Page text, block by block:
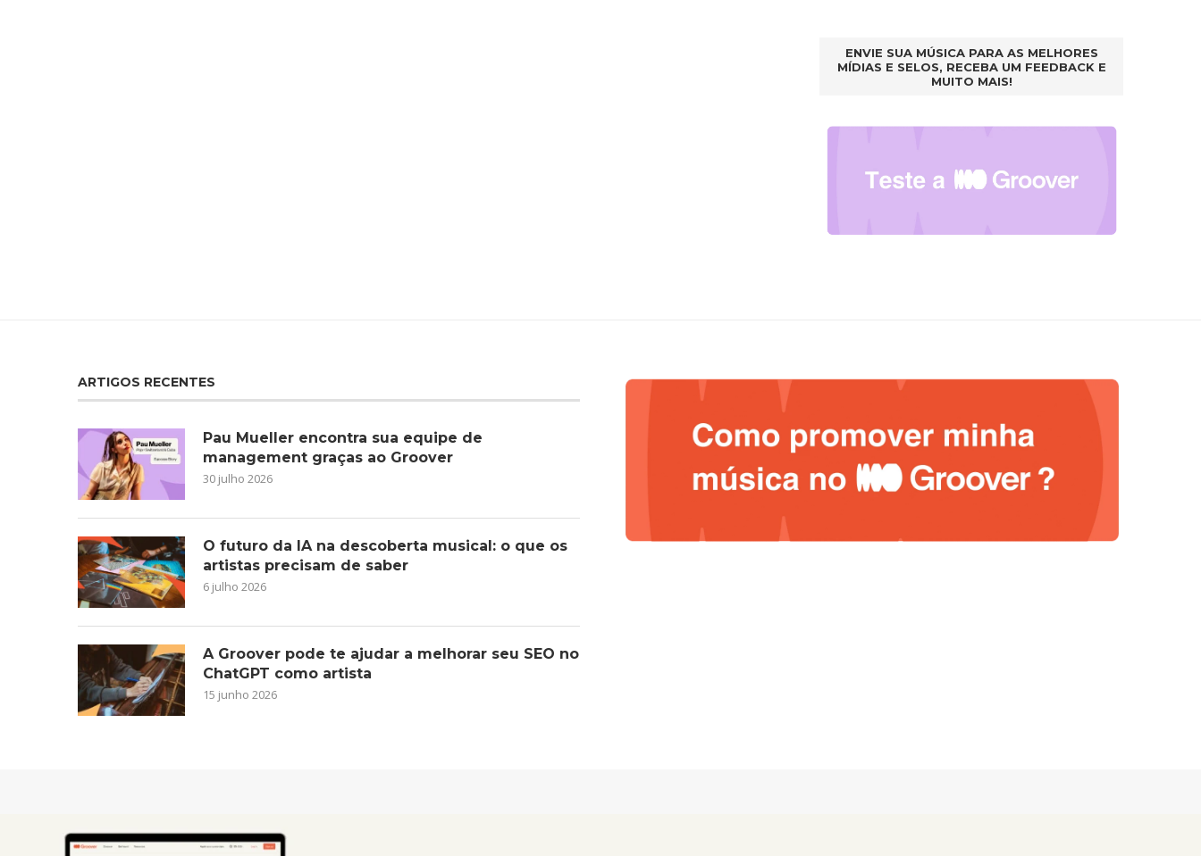
ENVIE SUA MÚSICA PARA AS MELHORES
MÍDIAS E SELOS, RECEBA UM FEEDBACK E
MUITO MAIS!
ARTIGOS RECENTES
Pau Mueller encontra sua equipe de
management graças ao Groover
30 julho 2026
O futuro da IA na descoberta musical: o que os
artistas precisam de saber
6 julho 2026
A Groover pode te ajudar a melhorar seu SEO no
ChatGPT como artista
15 junho 2026